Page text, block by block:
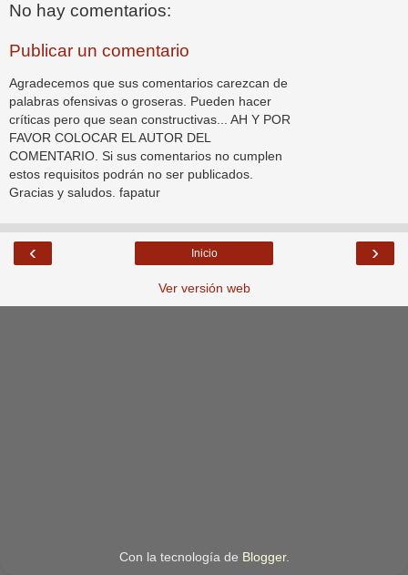
No hay comentarios:
Publicar un comentario
Agradecemos que sus comentarios carezcan de
palabras ofensivas o groseras. Pueden hacer
críticas pero que sean constructivas... AH Y POR
FAVOR COLOCAR EL AUTOR DEL
COMENTARIO. Si sus comentarios no cumplen
estos requisitos podrán no ser publicados.
Gracias y saludos. fapatur
‹ ›
Inicio
Ver versión web
Con la tecnología de Blogger.